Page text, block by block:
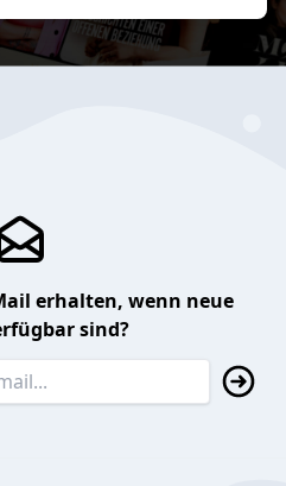
erhalten, wenn neue
sind?